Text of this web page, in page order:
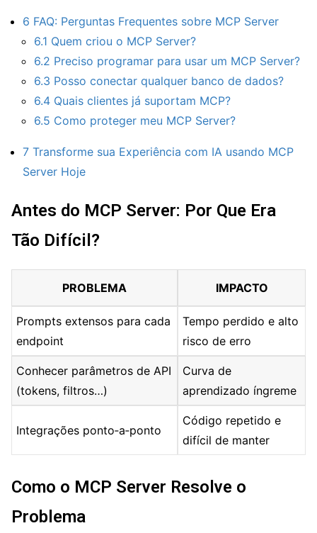
6 FAQ: Perguntas Frequentes sobre MCP Server
6.1 Quem criou o MCP Server?
6.2 Preciso programar para usar um MCP Server?
6.3 Posso conectar qualquer banco de dados?
6.4 Quais clientes já suportam MCP?
6.5 Como proteger meu MCP Server?
7 Transforme sua Experiência com IA usando MCP
Server Hoje
Antes do MCP Server: Por Que Era
Tão Difícil?
PROBLEMA IMPACTO
Prompts extensos para cada
endpoint
Tempo perdido e alto
risco de erro
Conhecer parâmetros de API
(tokens, filtros…)
Curva de
aprendizado íngreme
Integrações ponto‑a‑ponto
Código repetido e
difícil de manter
Como o MCP Server Resolve o
Problema